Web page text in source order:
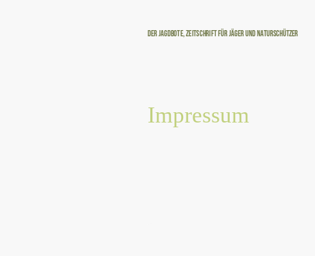
Der Jagdbote, Zeitschrift für Jäger und Naturschützer
Impressum